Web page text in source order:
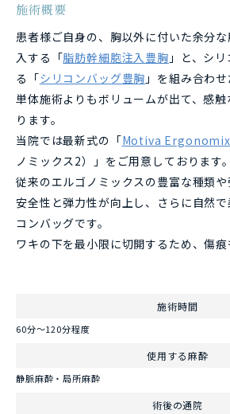
施術概要
患者様ご自身の、胸以外に付いた余分
入する「脂肪幹細胞注入豊胸 」と、シ
る「シリコンバッグ豊胸 」を組み合わせ
単体施術よりもボリュームが出て、感
ります。
当院では最新式の「Motiva
ノミックス2）」をご用意しております。
従来のエルゴノミックスの豊富な種類や
安全性と弾力性が向上し、さらに自然
コンバッグです。
ワキの下を最小限に切開するため、傷痕
施術時間
60分～120分程度
使用する麻酔
静脈麻酔・局所麻酔
術後の通院